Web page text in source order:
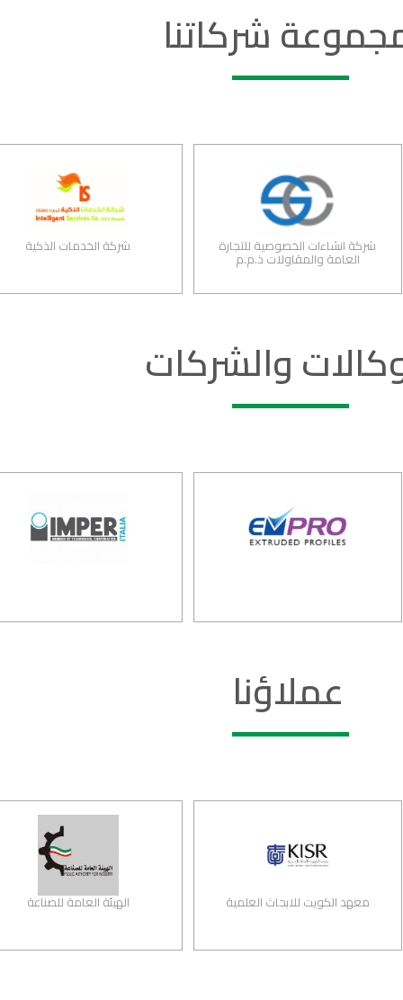
شركاتنا
شركة الخدمات الذكية شركة انشاءات الخصوصية للتجارة
العامة والمقاولات ذ.م.م
والشركات
عملاؤنا
الهيئة العامة للصناعة معهد الكويت للابحاث العلمية